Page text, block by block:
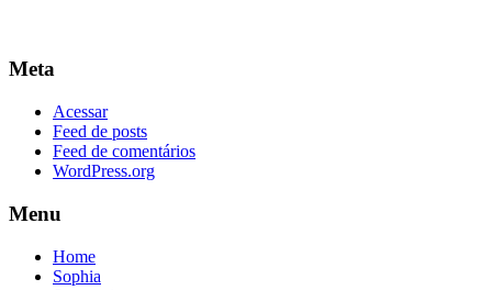
Meta
Acessar
Feed de posts
Feed de comentários
WordPress.org
Menu
Home
Sophia